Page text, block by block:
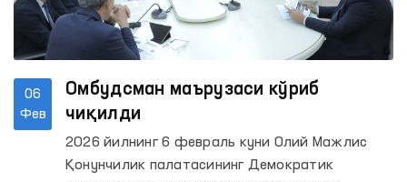
06
Фев
Омбудсман маърузаси кўриб
чиқилди
2026 йилнинг 6 февраль куни Олий Мажлис
Қонунчилик палатасининг Демократик